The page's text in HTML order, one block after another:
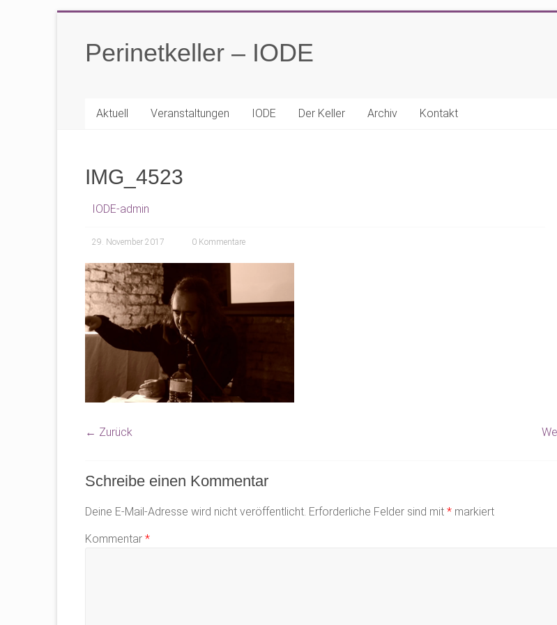
springenPerinetkeller – IODE
Aktuell Veranstaltungen IODE Der Keller Archiv Kontakt
IMG_4523
IODE-admin
29. November 2017 0 Kommentare
← Zurück
Schreibe einen Kommentar
Deine E-Mail-Adresse wird nicht veröffentlicht. Erforderliche Felder sind mit * markiert
Kommentar *